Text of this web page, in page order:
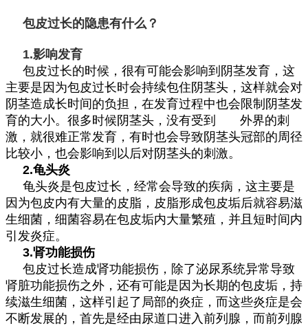
包皮过长的隐患有什么？
1.影响发育
包皮过长的时候，很有可能会影响到阴茎发育，这
主要是因为包皮过长时会持续包住阴茎头，这样就会对
阴茎造成长时间的负担，在发育过程中也会限制阴茎发
育的大小。很多时候阴茎头，没有受到 外界的刺
激，就很难正常发育，有时也会导致阴茎头冠部的周径
比较小，也会影响到以后对阴茎头的刺激。
2.龟头炎
龟头炎是包皮过长，经常会导致的疾病，这主要是
因为包皮内有大量的皮脂，皮脂形成包皮垢后就容易滋
生细菌，细菌容易在包皮垢内大量繁殖，并且短时间内
引发炎症。
3.肾功能损伤
包皮过长造成肾功能损伤，除了泌尿系统异常导致
肾脏功能损伤之外，还有可能是因为长期的包皮垢，持
续滋生细菌，这样引起了局部的炎症，而这些炎症是会
不断发展的，首先是经由尿道口进入前列腺，而前列腺